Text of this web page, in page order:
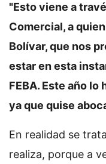
"Esto viene a
Comercial, a
Bolívar, que nos
estar en esta
FEBA. Este año
ya que quise
En realidad se
realiza, porque a